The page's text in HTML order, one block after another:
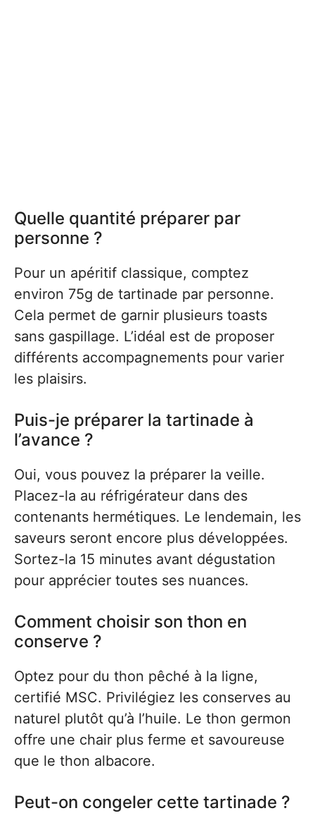
Quelle quantité préparer par
personne ?
Pour un apéritif classique, comptez
environ 75g de tartinade par personne.
Cela permet de garnir plusieurs toasts
sans gaspillage. L’idéal est de proposer
différents accompagnements pour varier
les plaisirs.
Puis-je préparer la tartinade à
l’avance ?
Oui, vous pouvez la préparer la veille.
Placez-la au réfrigérateur dans des
contenants hermétiques. Le lendemain, les
saveurs seront encore plus développées.
Sortez-la 15 minutes avant dégustation
pour apprécier toutes ses nuances.
Comment choisir son thon en
conserve ?
Optez pour du thon pêché à la ligne,
certifié MSC. Privilégiez les conserves au
naturel plutôt qu’à l’huile. Le thon germon
offre une chair plus ferme et savoureuse
que le thon albacore.
Peut-on congeler cette tartinade ?